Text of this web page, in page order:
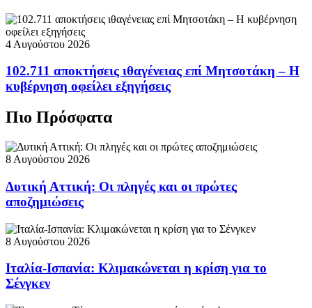
4 Αυγούστου 2026
102.711 αποκτήσεις ιθαγένειας επί Μητσοτάκη – Η
κυβέρνηση οφείλει εξηγήσεις
Πιο Πρόσφατα
8 Αυγούστου 2026
Δυτική Αττική: Οι πληγές και οι πρώτες
αποζημιώσεις
8 Αυγούστου 2026
Ιταλία-Ισπανία: Κλιμακώνεται η κρίση για το
Σένγκεν